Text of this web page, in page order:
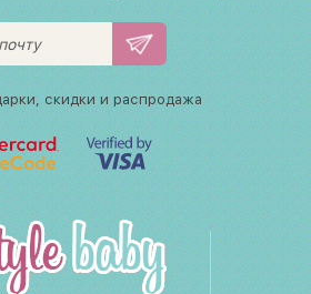
скидки и распродажа